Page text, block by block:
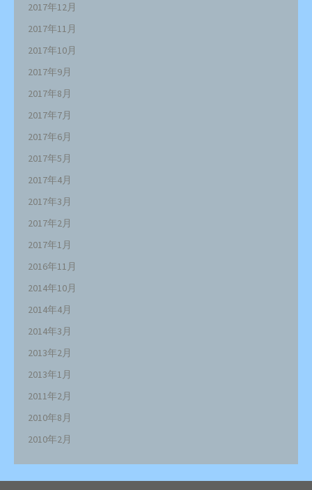
2017年12月
2017年11月
2017年10月
2017年9月
2017年8月
2017年7月
2017年6月
2017年5月
2017年4月
2017年3月
2017年2月
2017年1月
2016年11月
2014年10月
2014年4月
2014年3月
2013年2月
2013年1月
2011年2月
2010年8月
2010年2月